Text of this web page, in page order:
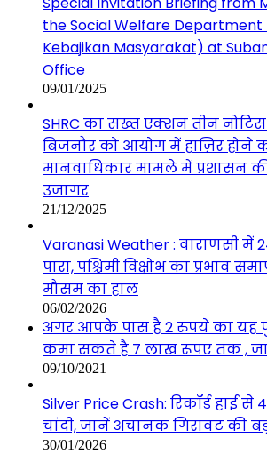
the Social Welfare
Kebajikan Masyarakat) at
Office
09/01/2025
SHRC का सख्त एक्शन तीन
बिजनौर को आयोग में हाज़िर होने
मानवाधिकार मामले में प्रशासन
उजागर
21/12/2025
Varanasi Weather : वाराणसी में
पारा, पश्चिमी विक्षोभ का प्रभाव
मौसम का हाल
06/02/2026
अगर आपके पास है 2 रुपये का यह
कमा सकते है 7 लाख रूपए तक ,
09/10/2021
Silver Price Crash: रिकॉर्ड हाई
चांदी, जानें अचानक गिरावट की
30/01/2026